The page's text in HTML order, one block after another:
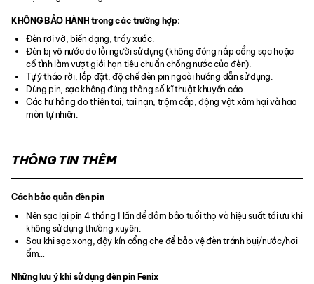
KHÔNG BẢO HÀNH trong các trường hợp:
Đèn rơi vỡ, biến dạng, trầy xước.
Đèn bị vô nước do lỗi người sử dụng (không đóng nắp cổng sạc hoặc
cố tình làm vượt giới hạn tiêu chuẩn chống nước của đèn).
Tự ý tháo rời, lắp đặt, độ chế đèn pin ngoài hướng dẫn sử dụng.
Dùng pin, sạc không đúng thông số kĩ thuật khuyến cáo.
Các hư hỏng do thiên tai, tai nạn, trộm cắp, động vật xâm hại và hao
mòn tự nhiên.
THÔNG TIN THÊM
Cách bảo quản đèn pin
Nên sạc lại pin 4 tháng 1 lần để đảm bảo tuổi thọ và hiệu suất tối ưu khi
không sử dụng thường xuyên.
Sau khi sạc xong, đậy kín cổng che để bảo vệ đèn tránh bụi/nước/hơi
ẩm…
Những lưu ý khi sử dụng đèn pin Fenix